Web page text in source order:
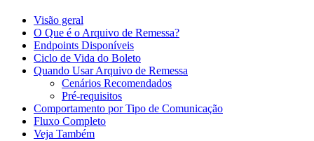
Visão geral
O Que é o Arquivo de Remessa?
Endpoints Disponíveis
Ciclo de Vida do Boleto
Quando Usar Arquivo de Remessa
Cenários Recomendados
Pré-requisitos
Comportamento por Tipo de Comunicação
Fluxo Completo
Veja Também